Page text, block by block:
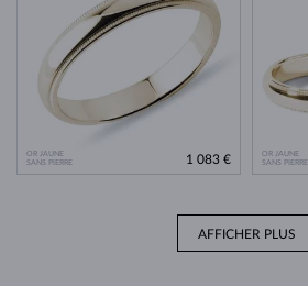
OR JAUNE
SANS PIERRE
1 083 €
OR JAUNE
SANS PIERRE
AFFICHER PLUS